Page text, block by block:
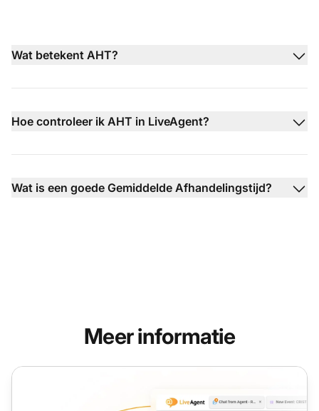
Wat betekent AHT?
Hoe controleer ik AHT in LiveAgent?
Wat is een goede Gemiddelde Afhandelingstijd?
Meer informatie
Gespreksafhandelingstijd